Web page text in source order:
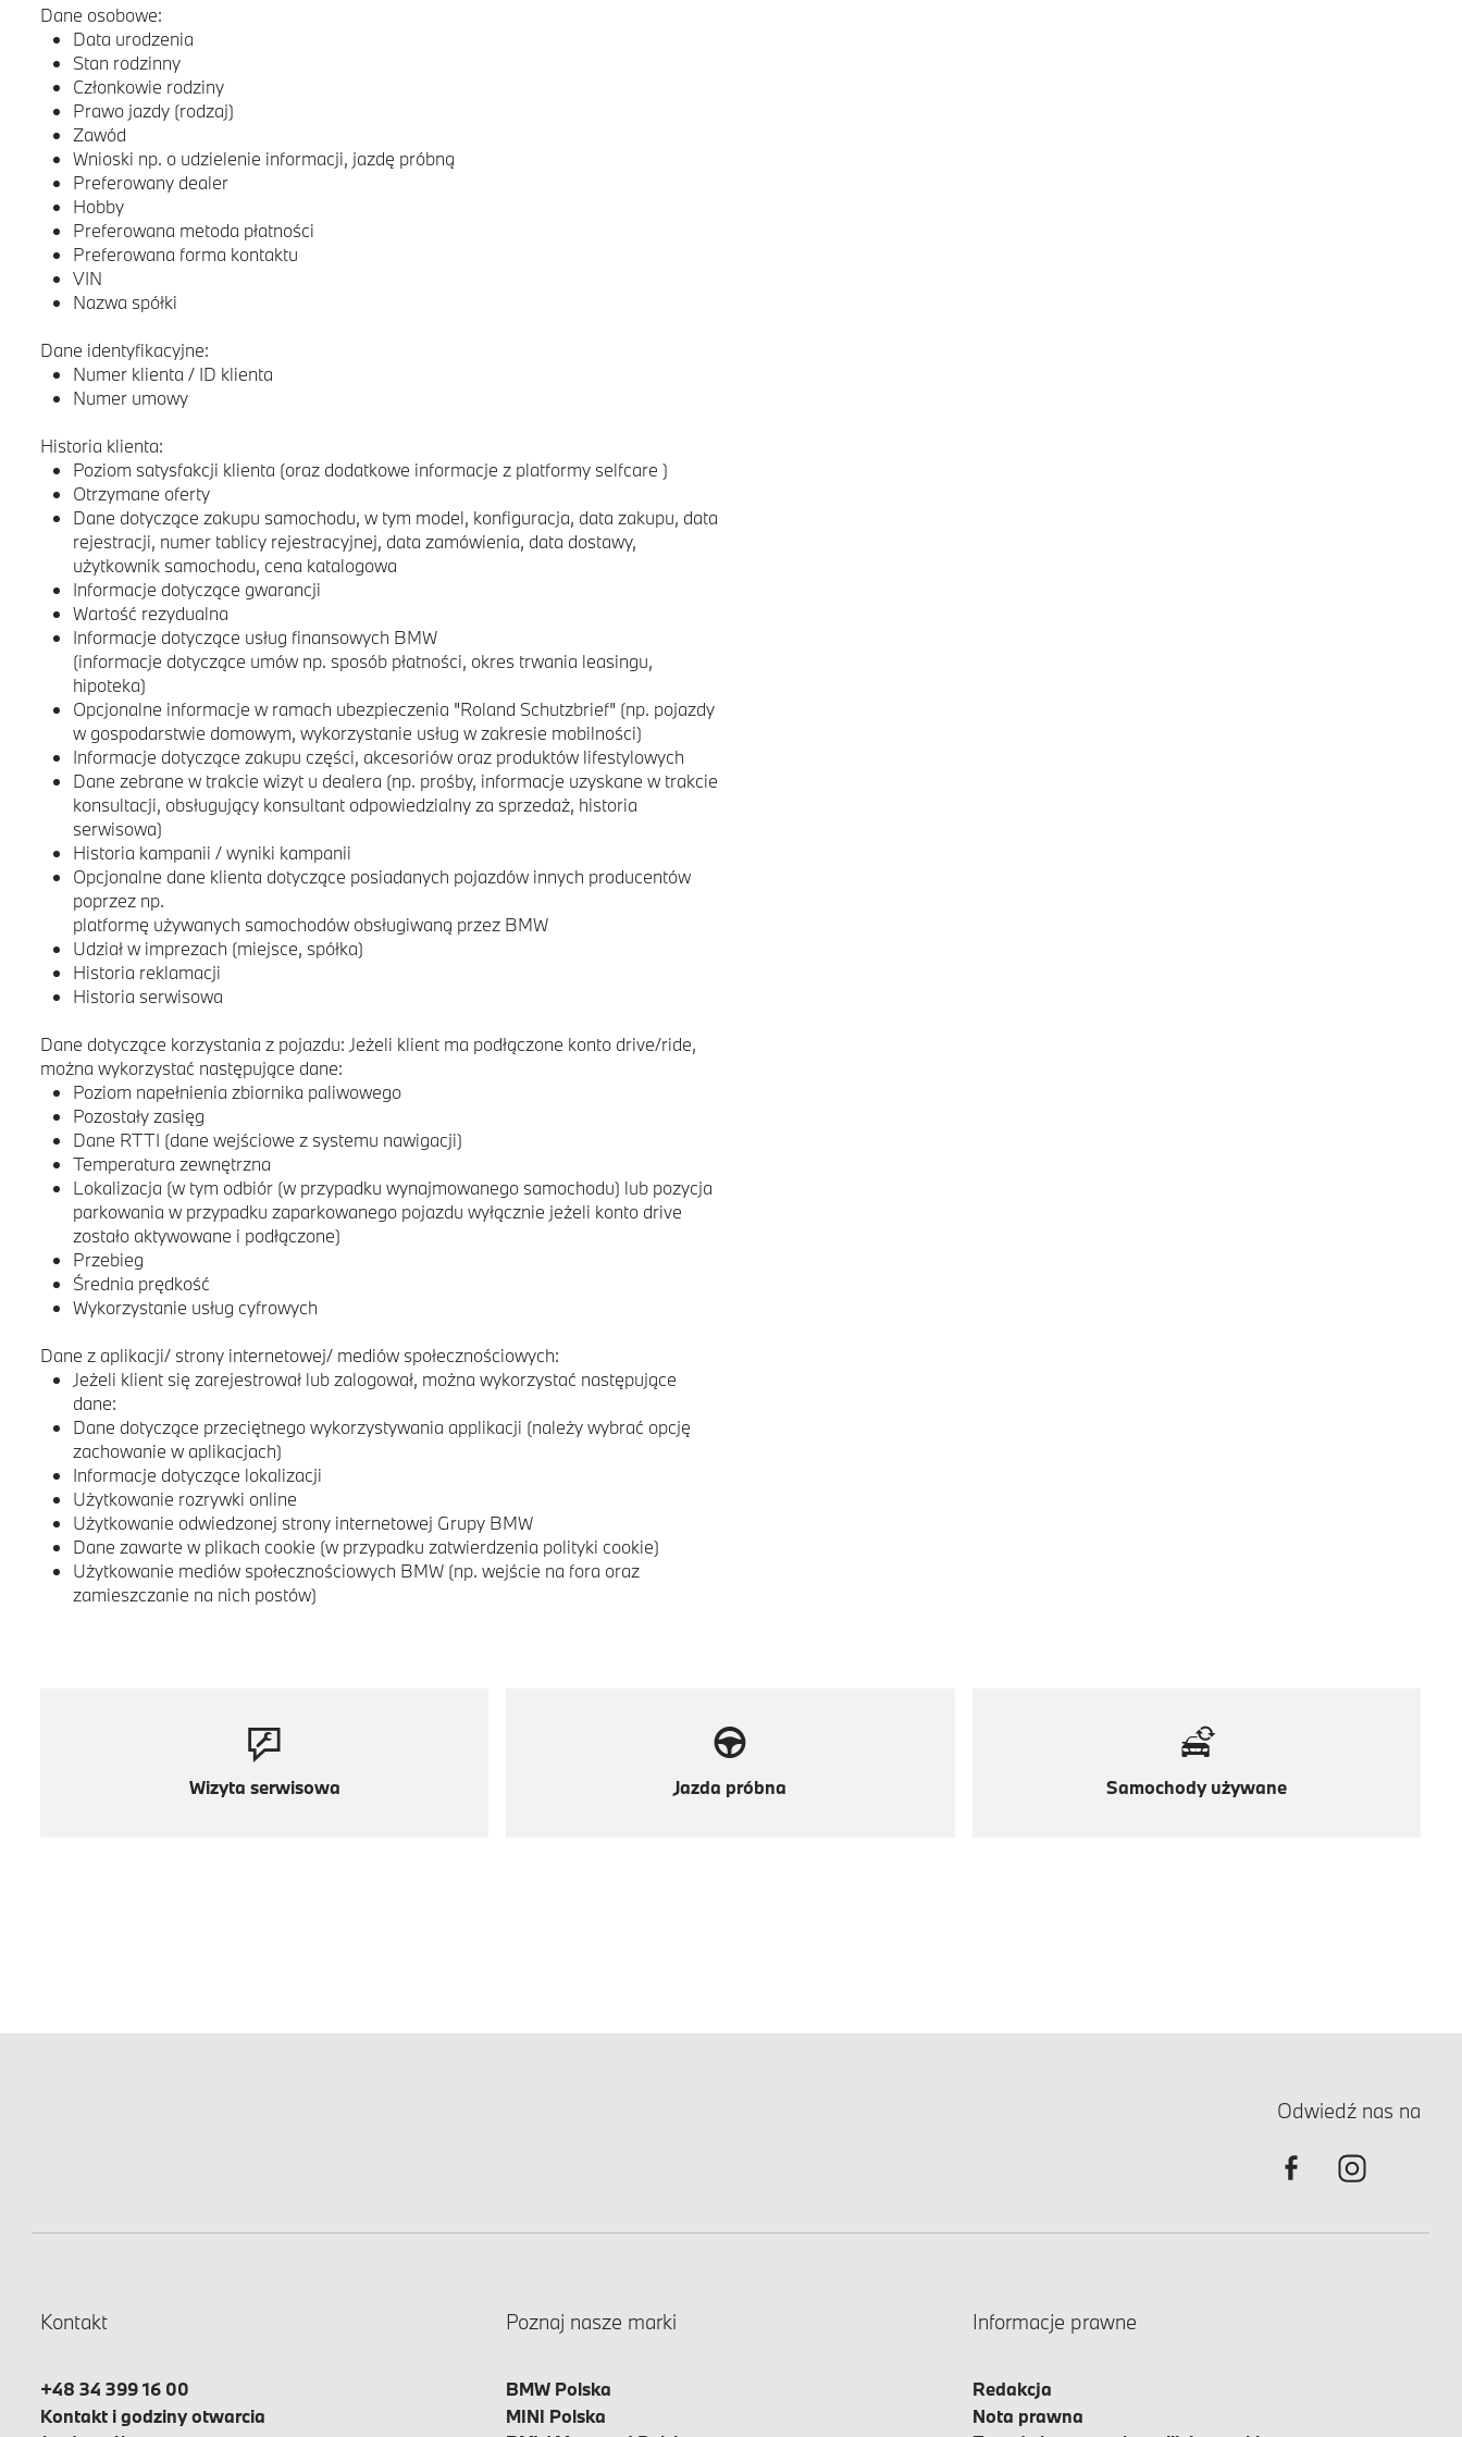
Dane osobowe:
Data urodzenia
Stan rodzinny
Członkowie rodziny
Prawo jazdy (rodzaj)
Zawód
Wnioski np. o udzielenie informacji, jazdę próbną
Preferowany dealer
Hobby
Preferowana metoda płatności
Preferowana forma kontaktu
VIN
Nazwa spółki
Dane identyfikacyjne:
Numer klienta / ID klienta
Numer umowy
Historia klienta:
Poziom satysfakcji klienta (oraz dodatkowe informacje z platformy selfcare )
Otrzymane oferty
Dane dotyczące zakupu samochodu, w tym model, konfiguracja, data zakupu, data
rejestracji, numer tablicy rejestracyjnej, data zamówienia, data dostawy,
użytkownik samochodu, cena katalogowa
Informacje dotyczące gwarancji
Wartość rezydualna
Informacje dotyczące usług finansowych BMW
(informacje dotyczące umów np. sposób płatności, okres trwania leasingu,
hipoteka)
Opcjonalne informacje w ramach ubezpieczenia "Roland Schutzbrief" (np. pojazdy
w gospodarstwie domowym, wykorzystanie usług w zakresie mobilności)
Informacje dotyczące zakupu części, akcesoriów oraz produktów lifestylowych
Dane zebrane w trakcie wizyt u dealera (np. prośby, informacje uzyskane w trakcie
konsultacji, obsługujący konsultant odpowiedzialny za sprzedaż, historia
serwisowa)
Historia kampanii / wyniki kampanii
Opcjonalne dane klienta dotyczące posiadanych pojazdów innych producentów
poprzez np.
platformę używanych samochodów obsługiwaną przez BMW
Udział w imprezach (miejsce, spółka)
Historia reklamacji
Historia serwisowa
Dane dotyczące korzystania z pojazdu: Jeżeli klient ma podłączone konto drive/ride,
można wykorzystać następujące dane:
Poziom napełnienia zbiornika paliwowego
Pozostały zasięg
Dane RTTI (dane wejściowe z systemu nawigacji)
Temperatura zewnętrzna
Lokalizacja (w tym odbiór (w przypadku wynajmowanego samochodu) lub pozycja
parkowania w przypadku zaparkowanego pojazdu wyłącznie jeżeli konto drive
zostało aktywowane i podłączone)
Przebieg
Średnia prędkość
Wykorzystanie usług cyfrowych
Dane z aplikacji/ strony internetowej/ mediów społecznościowych:
Jeżeli klient się zarejestrował lub zalogował, można wykorzystać następujące
dane:
Dane dotyczące przeciętnego wykorzystywania applikacji (należy wybrać opcję
zachowanie w aplikacjach)
Informacje dotyczące lokalizacji
Użytkowanie rozrywki online
Użytkowanie odwiedzonej strony internetowej Grupy BMW
Dane zawarte w plikach cookie (w przypadku zatwierdzenia polityki cookie)
Użytkowanie mediów społecznościowych BMW (np. wejście na fora oraz
zamieszczanie na nich postów)
Wizyta serwisowa Jazda próbna Samochody używane
Odwiedź nas na
Kontakt
+48 34 399 16 00
Kontakt i godziny otwarcia
Poznaj nasze marki
BMW Polska
MINI Polska
Informacje prawne
Redakcja
Nota prawna